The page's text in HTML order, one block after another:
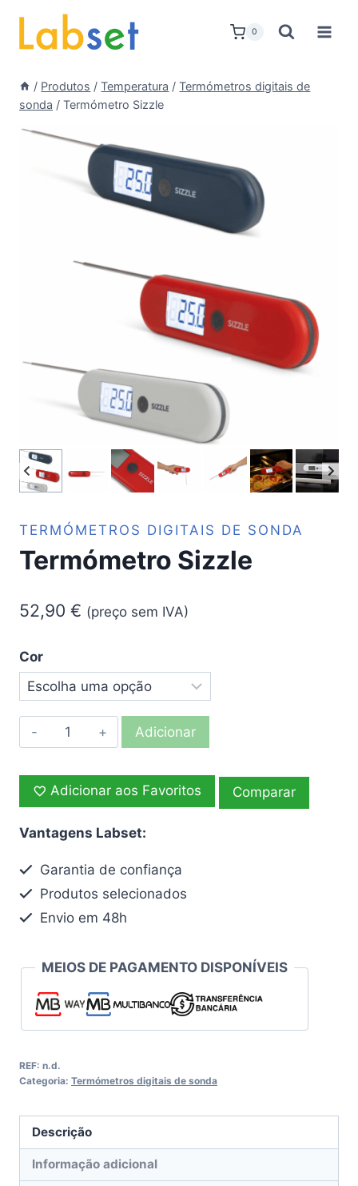
content
0
/ Produtos / Temperatura / Termómetros digitais de
sonda / Termómetro Sizzle
TERMÓMETROS DIGITAIS DE SONDA
Termómetro Sizzle
52,90 € (preço sem IVA)
Cor
Quantidade
de
Sizzle
Adicionar
Adicionar aos Favoritos Comparar
Vantagens Labset:
Garantia de confiança
Produtos selecionados
Envio em 48h
MEIOS DE PAGAMENTO DISPONÍVEIS
REF: n.d.
Categoria: Termómetros digitais de sonda
Descrição
Informação adicional